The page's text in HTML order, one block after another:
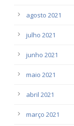
agosto 2021
julho 2021
junho 2021
maio 2021
abril 2021
março 2021